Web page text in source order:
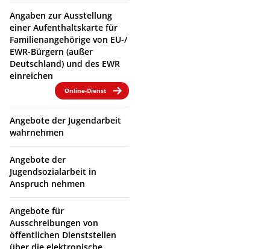
Angaben zur Ausstellung
einer Aufenthaltskarte für
Familienangehörige von EU-/
EWR-Bürgern (außer
Deutschland) und des EWR
einreichen
Online-Dienst
Angebote der Jugendarbeit
wahrnehmen
Angebote der
Jugendsozialarbeit in
Anspruch nehmen
Angebote für
Ausschreibungen von
öffentlichen Dienststellen